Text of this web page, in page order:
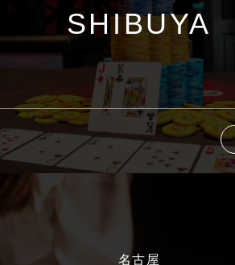
SHIBUYA
名古屋